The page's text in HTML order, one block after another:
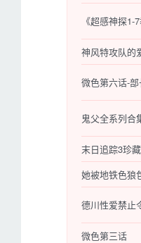
神风特攻队的
末日追踪3珍
她被地铁色狼
微色第三话